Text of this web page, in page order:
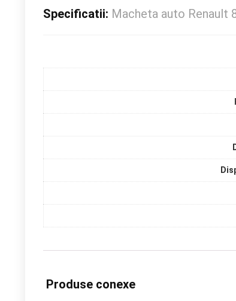
Specificatii: Macheta auto Renault
Produse conexe